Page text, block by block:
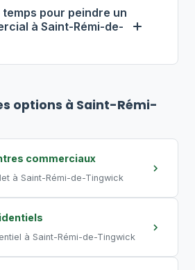
carré, pose incluse.
zones, ventilation
à faibles COV. Pour
optez pour
nuit ou de fin de
temps pour peindre un
à Saint-Rémi-de-
5 à 10 jours. Un grand
plusieurs semaines.
délais.
options à Saint-Rémi-
commerciaux
à Saint-Rémi-de-Tingwick
à Saint-Rémi-de-Tingwick